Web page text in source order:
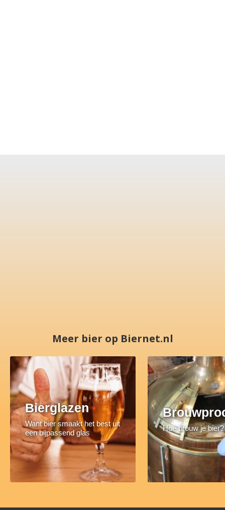
Meer bier op Biernet.nl
Bierglazen
Want bier smaakt het best uit
een bijpassend glas
Hoe brouw je bier?